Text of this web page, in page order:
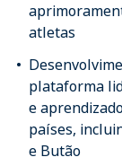
atletas
plataforma
e
países,
e Butão